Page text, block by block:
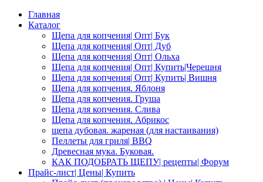
Главная
Каталог
Щепа для копчения| Опт| Бук
Щепа для копчения| Опт| Дуб
Щепа для копчения| Опт| Ольха
Щепа для копчения| Опт| Купить|Черешня
Щепа для копчения| Опт| Купить| Вишня
Щепа для копчения. Яблоня
Щепа для копчения. Груша
Щепа для копчения. Слива
Щепа для копчения. Абрикос
щепа дубовая. жареная (для настаивания)
Пеллеты для гриля| BBQ
Древесная мука. Буковая.
КАК ПОДОБРАТЬ ЩЕПУ| рецепты| Форум
Прайс-лист| Цены| Купить